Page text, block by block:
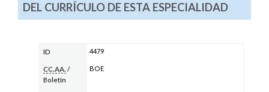
DEL CURRÍCULO DE ESTA ESPECIALIDAD
ID 4479
CC.AA. /
Boletín
BOE